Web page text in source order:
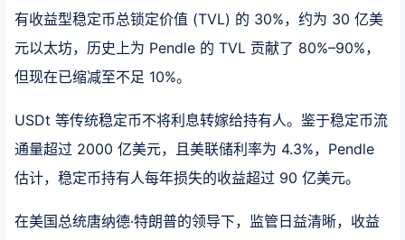
有收益型稳定币总锁定价值 (TVL) 的 30%，约为 30 亿美
元以太坊，历史上为 Pendle 的 TVL 贡献了 80%–90%，
但现在已缩减至不足 10%。
USDt 等传统稳定币不将利息转嫁给持有人。鉴于稳定币流
通量超过 2000 亿美元，且美联储利率为 4.3%，Pendle
估计，稳定币持有人每年损失的收益超过 90 亿美元。
在美国总统唐纳德·特朗普的领导下，监管日益清晰，收益